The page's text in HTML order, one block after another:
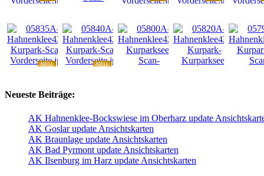
NEU
NEU
Neueste Beiträge:
AK Hahnenklee-Bockswiese im Oberharz update
AK Goslar update Ansichtskarten
AK Braunlage update Ansichtskarten
AK Bad Pyrmont update Ansichtskarten
AK Ilsenburg im Harz update Ansichtskarten